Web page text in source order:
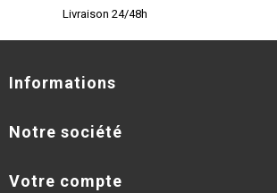
Livraison 24/48h
Informations
Notre société
Votre compte